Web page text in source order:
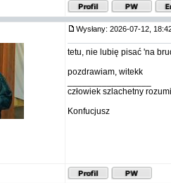
Wysłany: 2026-07-12,
tetu, nie lubię pisać 'na
pozdrawiam, witekk
człowiek szlachetny
Konfucjusz